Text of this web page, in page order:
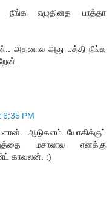
நீங்க எழுதினத பாத்தா
அதனால அது பத்தி நீங்க
PM
ஆடுகளம் யோகிக்குப்
மசாலால எனக்கு
காவலன். :)